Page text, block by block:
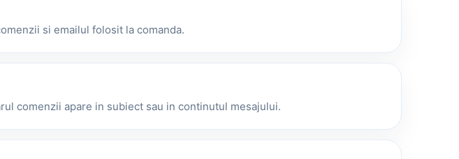
si emailul folosit la comanda.
comenzii apare in subiect sau in continutul mesajului.